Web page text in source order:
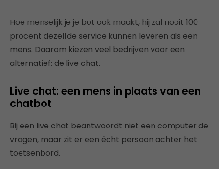
Hoe menselijk je je bot ook maakt, hij zal nooit 100
procent dezelfde service kunnen leveren als een
mens. Daarom kiezen veel bedrijven voor een
alternatief: de live chat.
Live chat: een mens in plaats van een
chatbot
Bij een live chat beantwoordt niet een computer de
vragen, maar zit er een écht persoon achter het
toetsenbord.